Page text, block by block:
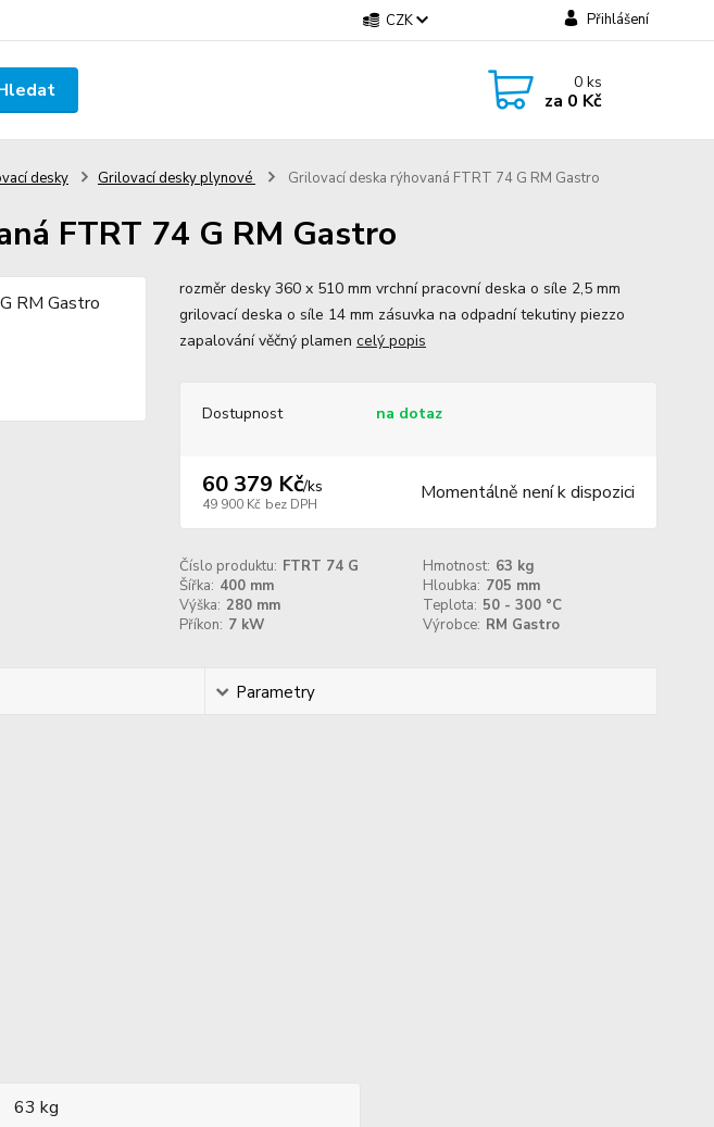
CZK Přihlášení
0ks
za 0 Kč
desky Grilovací desky plynové Grilovací deska rýhovaná FTRT 74 G RM Gastro
FTRT 74 G RM Gastro
rozměr desky 360 x 510 mm vrchní pracovní deska o síle 2,5 mm
grilovací deska o síle 14 mm zásuvka na odpadní tekutiny piezzo
zapalování věčný plamen celý popis
Dostupnost na dotaz
60 379 Kč/ks
49 900 Kč bez DPH Momentálně není k dispozici
Číslo produktu: FTRT 74 G Hmotnost: 63 kg
Šířka: 400 mm Hloubka: 705 mm
Výška: 280 mm Teplota: 50 - 300 °C
Příkon: 7 kW Výrobce: RM Gastro
Parametry
63 kg